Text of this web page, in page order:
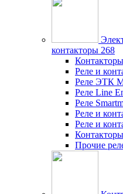
контакторы 268
Реле и
Реле ЭТК
Реле Line
Реле
Реле и
Реле и
Прочие